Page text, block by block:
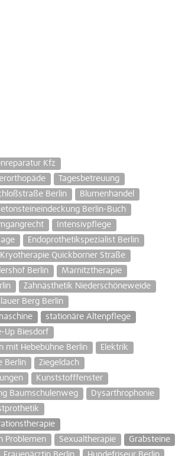
Kfz
Tagesbetreuung
Berlin
Blumenhandel
Berlin-Buch
Intensivpflege
Endoprothetikspezialist Berlin
Kryotherapie Quickborner Straße
Berlin
Marnitztherapie
Zahnästhetik Niederschöneweide
Berg Berlin
stationäre Altenpflege
Up Biesdorf
mit Hebebühne Berlin
Elektrik
Berlin
Ziegeldach
Kunststofffenster
Baumschulenweg
Dysarthrophonie
Problemen
Sexualtherapie
Grabsteine